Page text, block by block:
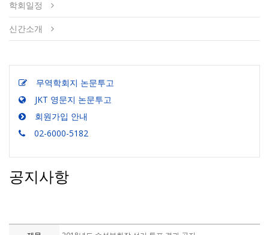
학회일정
신간소개
무역학회지 논문투고
JKT 영문지 논문투고
회원가입 안내
02-6000-5182
공지사항